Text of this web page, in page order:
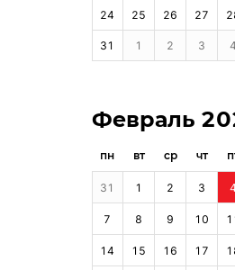
24 25 26 27
31 1 2 3 4
Февраль
пн вт ср чт
31 1 2 3 4
7 8 9 10
14 15 16 17